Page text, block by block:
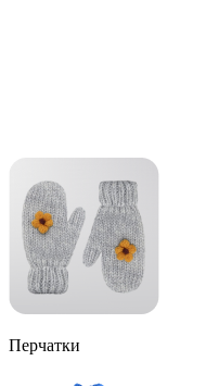
Перчатки